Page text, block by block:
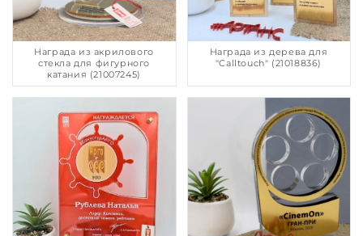
Награда из акрилового
стекла для фигурного
катания (21007245)
Награда из дерева для
"Calltouch" (21018836)